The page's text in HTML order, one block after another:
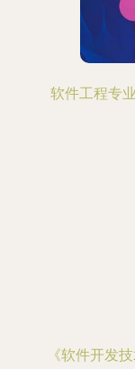
软件工程专
《软件开发